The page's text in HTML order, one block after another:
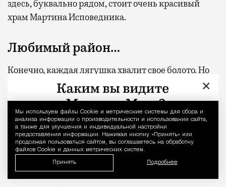
Уведомление
Мы используем файлы Сookie и метрические системы для сбора и
анализа информации о производительности и использовании сайта,
а также для улучшения и индивидуальной настройки
предоставления информации. Нажимая кнопку «Принять» или
продолжая пользоваться сайтом, вы соглашаетесь на обработку
файлов Cookie и данных метрических систем.
Принять Подробнее
здесь, буквально рядом, стоит очень красивый
храм Мартина Исповедника.
Любимый район…
Конечно, каждая лягушка хвалит свое болото. Но
родной Таганский район действительно
красивый. Я замечаю, как много здесь сейчас
благоустроено. Это просто не сравнится с тем, что
было в моем детстве, когда мы к дому шли в
резиновых сапогах и месили грязь.
Люблю гулять…
×